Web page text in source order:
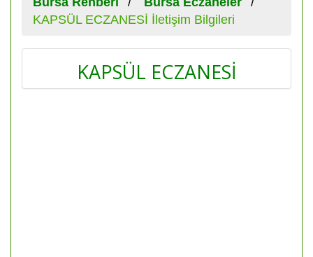
KAPSÜL ECZANESİ İletişim Bilgileri
KAPSÜL ECZANESİ